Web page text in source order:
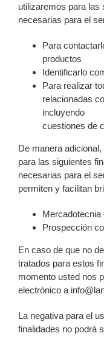
utilizaremos para las
necesarias para el
Para
productos
Identificarlo
Para realizar
relacionadas
incluyendo
cuestiones de
De manera
para las siguientes
necesarias para el
permiten y facilitan
Mercadotecnia
Prospección
En caso de que no
tratados para estos
momento usted nos
electrónico a
La negativa para el
finalidades no podrá